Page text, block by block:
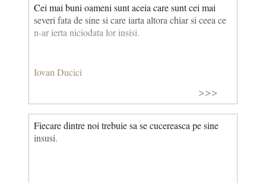
Cei mai buni oameni sunt aceia care sunt cei mai
severi fata de sine si care iarta altora chiar si ceea ce
n-ar ierta niciodata lor insisi.
Iovan Ducici
>>>
Fiecare dintre noi trebuie sa se cucereasca pe sine
insusi.